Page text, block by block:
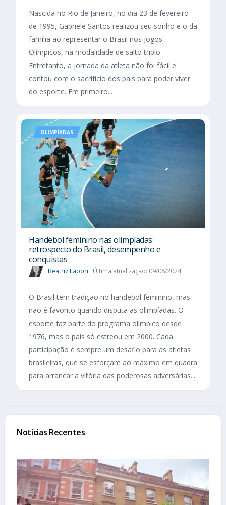
Nascida no Rio de Janeiro, no dia 23 de fevereiro
de 1995, Gabriele Santos realizou seu sonho e o da
família ao representar o Brasil nos Jogos
Olímpicos, na modalidade de salto triplo.
Entretanto, a jornada da atleta não foi fácil e
contou com o sacrifício dos pais para poder viver
do esporte. Em primeiro...
OLIMPÍADAS
Handebol feminino nas olimpíadas:
retrospecto do Brasil, desempenho e
conquistas
Beatriz Fabbri Última atualização: 09/08/2024
O Brasil tem tradição no handebol feminino, mas
não é favorito quando disputa as olimpíadas. O
esporte faz parte do programa olímpico desde
1976, mas o país só estreou em 2000. Cada
participação é sempre um desafio para as atletas
brasileiras, que se esforçam ao máximo em quadra
para arrancar a vitória das poderosas adversárias....
Notícias Recentes